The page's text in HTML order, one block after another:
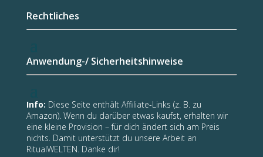
Rechtliches
Anwendung-/ Sicherheitshinweise
Info: Diese Seite enthält Affiliate-Links (z. B. zu
Amazon). Wenn du darüber etwas kaufst, erhalten wir
eine kleine Provision – für dich ändert sich am Preis
nichts. Damit unterstützt du unsere Arbeit an
RitualWELTEN. Danke dir!